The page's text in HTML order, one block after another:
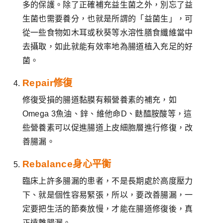
多的保護。除了正確補充益生菌之外，別忘了益
生菌也需要養分，也就是所謂的「益菌生」，可
從一些食物如木耳或秋葵等水溶性膳食纖維當中
去攝取，如此就能有效率地為腸道植入充足的好
菌。
Repair修復
修復受損的腸道黏膜有賴營養素的補充，如
Omega 3魚油、鋅、維他命D、麩醯胺酸等，這
些營養素可以促進腸道上皮細胞層進行修復，改
善腸漏。
Rebalance身心平衡
臨床上許多腸漏的患者，不是長期處於高度壓力
下、就是個性容易緊張，所以，要改善腸漏，一
定要把生活的節奏放慢，才能在腸道修復後，真